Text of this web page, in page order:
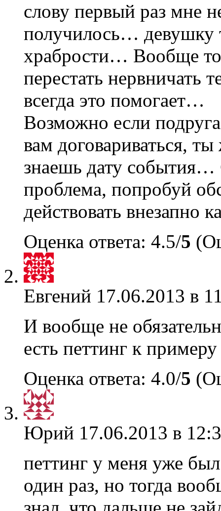
слову первый раз мне
получилось… девушку
храбрости… Вообще
перестать нервничать
всегда это помогает…
Возможно если
вам договариваться,
знаешь дату события…
проблема, попробуй
действовать внезапно
Оценка ответа: 4.5/5
Евгений 17.06.2013 в
И вообще не
есть петтинг к примеру
Оценка ответа: 4.0/5
Юрий 17.06.2013 в
петтинг у меня уже был
один раз, но тогда